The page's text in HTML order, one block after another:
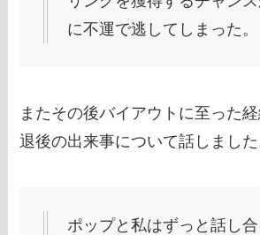
に不運で逃してしまった。
またその後バイアウトに至った経
退後の出来事について話しました
ポップと私はずっと話し合